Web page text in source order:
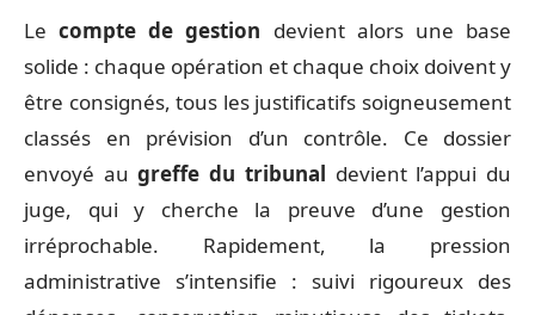
Lecompte de gestion devient alors une base
solide : chaque opération et chaque choix doivent y
être consignés, tous les justificatifs soigneusement
classés en prévision d’un contrôle. Ce dossier
envoyé augreffe du tribunal devient l’appui du
juge, qui y cherche la preuve d’une gestion
irréprochable. Rapidement, la pression
administrative s’intensifie : suivi rigoureux des